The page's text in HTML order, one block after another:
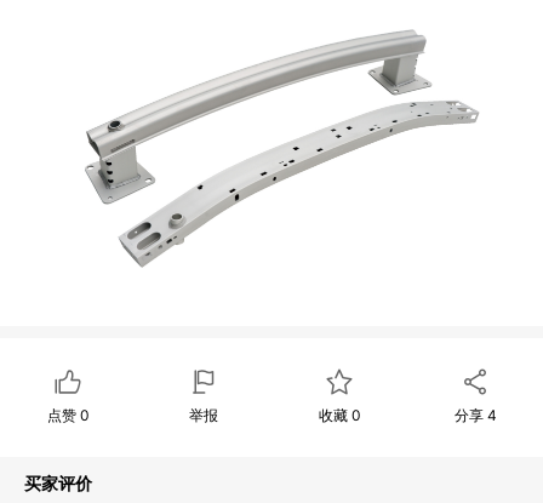
点赞 0 举报 收藏 0 分享 4
买家评价